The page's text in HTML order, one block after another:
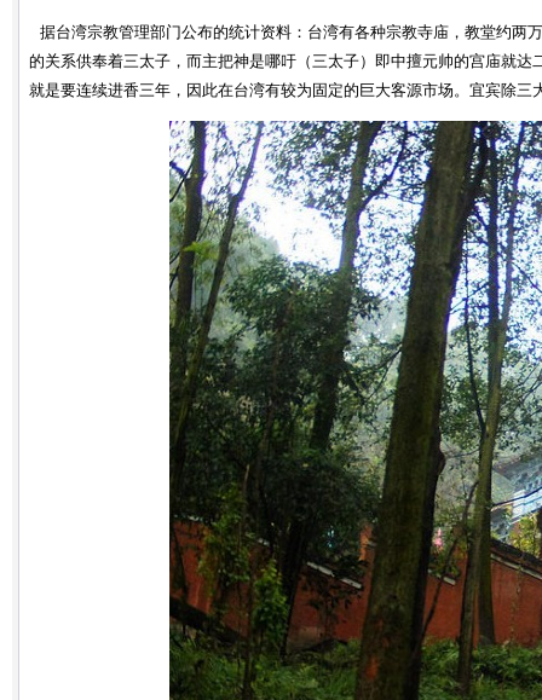
据台湾宗教管理部门公布的统计资料：台湾有各种宗教寺庙，教堂约两
的关系供奉着三太子，而主把神是哪吁（三太子）即中擅元帅的宫庙就
就是要连续进香三年，因此在台湾有较为固定的巨大客源市场。宜宾除